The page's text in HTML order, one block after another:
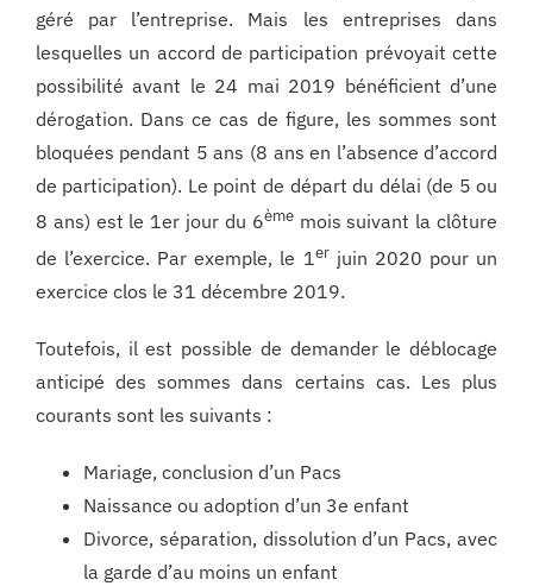
géré par l’entreprise. Mais les entreprises dans
lesquelles un accord de participation prévoyait cette
possibilité avant le 24 mai 2019 bénéficient d’une
dérogation. Dans ce cas de figure, les sommes sont
bloquées pendant 5 ans (8 ans en l’absence d’accord
de participation). Le point de départ du délai (de 5 ou
8 ans) est le 1er jour du 6èmemois suivant la clôture
de l’exercice. Par exemple, le 1erjuin 2020 pour un
exercice clos le 31 décembre 2019.
Toutefois, il est possible de demander le déblocage
anticipé des sommes dans certains cas. Les plus
courants sont les suivants :
Mariage, conclusion d’un Pacs
Naissance ou adoption d’un 3e enfant
Divorce, séparation, dissolution d’un Pacs, avec
la garde d’au moins un enfant